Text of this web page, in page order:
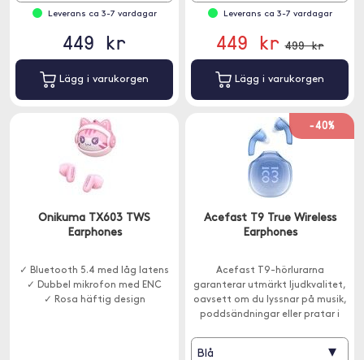
Leverans ca 3-7 vardagar
449 kr
Lägg i varukorgen
Leverans ca 3-7 vardagar
449 kr 499 kr
Lägg i varukorgen
Onikuma TX603 TWS
Earphones
✓ Bluetooth 5.4 med låg latens
✓ Dubbel mikrofon med ENC
✓ Rosa häftig design
-40%
Acefast T9 True Wireless
Earphones
Acefast T9-hörlurarna
garanterar utmärkt ljudkvalitet,
oavsett om du lyssnar på musik,
poddsändningar eller pratar i
Blå ▾